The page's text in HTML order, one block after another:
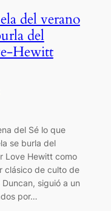
del verano
del
Hewitt
del Sé lo que
se burla del
Love Hewitt como
clásico de culto de
siguió a un
por…